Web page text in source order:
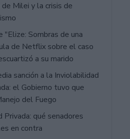
Milei y la crisis de
"Elize: Sombras de una
de Netflix sobre el caso
a su marido
sanción a la Inviolabilidad
el Gobierno tuvo que
del Fuego
Privada: qué senadores
en contra